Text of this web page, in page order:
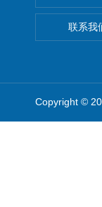
联系我
Copyright ©